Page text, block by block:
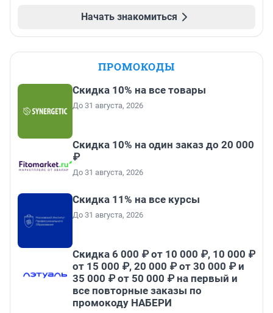
Начать знакомиться
ПРОМОКОДЫ
Скидка 10% на все товары
До 31 августа, 2026
Скидка 10% на один заказ до 20 000
₽
До 31 августа, 2026
Скидка 11% на все курсы
До 31 августа, 2026
Скидка 6 000 ₽ от 10 000 ₽, 10 000 ₽
от 15 000 ₽, 20 000 ₽ от 30 000 ₽ и
35 000 ₽ от 50 000 ₽ на первый и
все повторные заказы по
промокоду НАБЕРИ